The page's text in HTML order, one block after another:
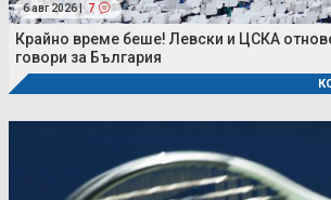
6 авг 2026 | 7
Крайно време беше! Левски и ЦСКА
говори за България